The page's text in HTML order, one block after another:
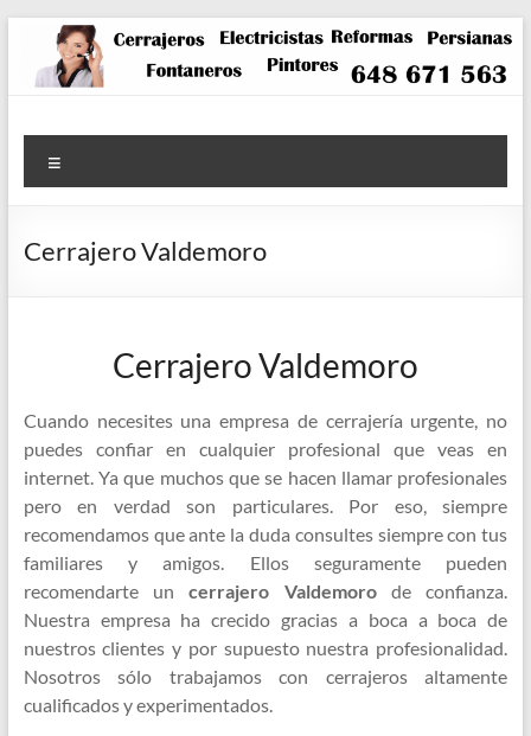
contenido
Cerrajero Valdemoro
Cerrajero Valdemoro
Cuando necesites una empresa de cerrajería urgente, no
puedes confiar en cualquier profesional que veas en
internet. Ya que muchos que se hacen llamar profesionales
pero en verdad son particulares. Por eso, siempre
recomendamos que ante la duda consultes siempre con tus
familiares y amigos. Ellos seguramente pueden
recomendarte un cerrajero Valdemorode confianza.
Nuestra empresa ha crecido gracias a boca a boca de
nuestros clientes y por supuesto nuestra profesionalidad.
Nosotros sólo trabajamos con cerrajeros altamente
cualificados y experimentados.